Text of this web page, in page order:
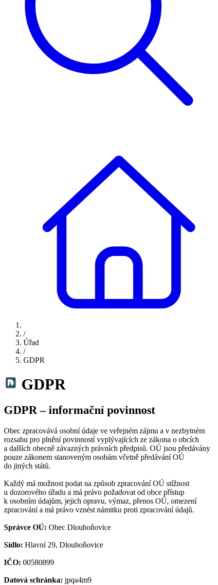
/
Úřad
/
GDPR
GDPR
GDPR – informační povinnost
Obec zpracovává osobní údaje ve veřejném zájmu a v nezbytném
rozsahu pro plnění povinností vyplývajících ze zákona o obcích
a dalších obecně závazných právních předpisů. OÚ jsou předávány
pouze zákonem stanoveným osobám včetně předávání OÚ
do jiných států.
Každý má možnost podat na způsob zpracování OÚ stížnost
u dozorového úřadu a má právo požadovat od obce přístup
k osobním údajům, jejich opravu, výmaz, přenos OÚ, omezení
zpracování a má právo vznést námitku proti zpracování údajů.
Správce OÚ: Obec Dlouhoňovice
Sídlo: Hlavní 29, Dlouhoňovice
IČO: 00580899
Datová schránka: jpqa4m9